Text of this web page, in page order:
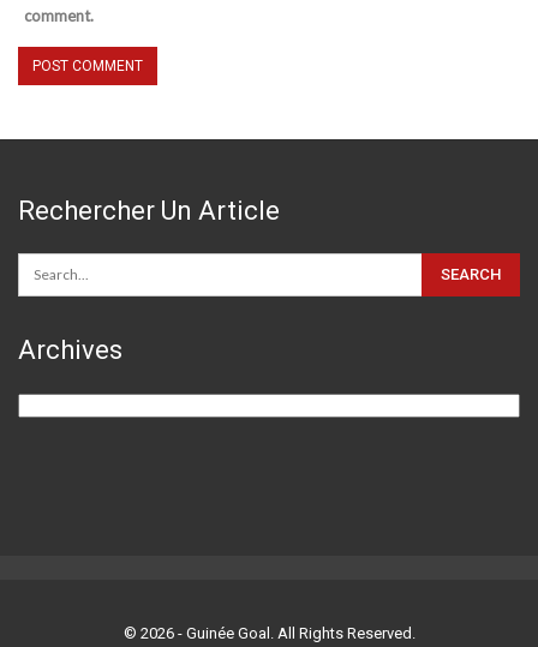
comment.
Rechercher Un Article
Archives
© 2026 - Guinée Goal. All Rights Reserved.